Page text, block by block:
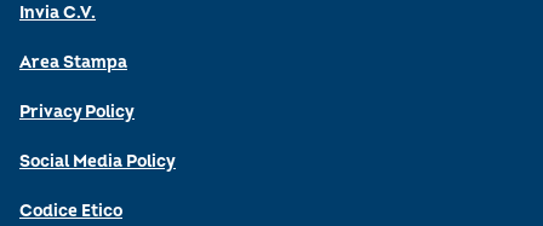
Invia C.V.
Area Stampa
Privacy Policy
Social Media Policy
Codice Etico